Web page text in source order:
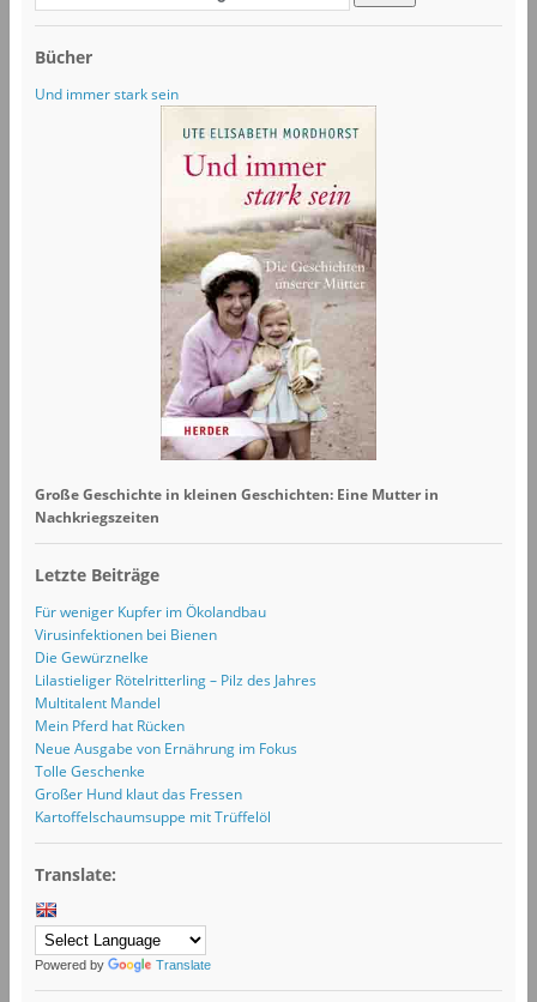
Bücher
Und immer stark sein
Große Geschichte in kleinen Geschichten: Eine Mutter in
Nachkriegszeiten
Letzte Beiträge
Für weniger Kupfer im Ökolandbau
Virusinfektionen bei Bienen
Die Gewürznelke
Lilastieliger Rötelritterling – Pilz des Jahres
Multitalent Mandel
Mein Pferd hat Rücken
Neue Ausgabe von Ernährung im Fokus
Tolle Geschenke
Großer Hund klaut das Fressen
Kartoffelschaumsuppe mit Trüffelöl
Translate:
Powered by Translate